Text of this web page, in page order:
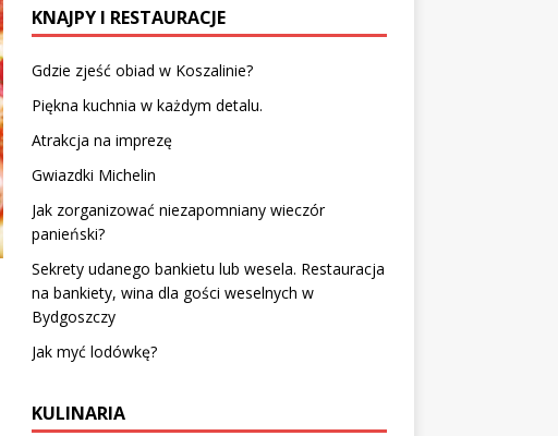
KNAJPY I RESTAURACJE
Gdzie zjeść obiad w Koszalinie?
Piękna kuchnia w każdym detalu.
Atrakcja na imprezę
Gwiazdki Michelin
Jak zorganizować niezapomniany wieczór
panieński?
Sekrety udanego bankietu lub wesela. Restauracja
na bankiety, wina dla gości weselnych w
Bydgoszczy
Jak myć lodówkę?
KULINARIA